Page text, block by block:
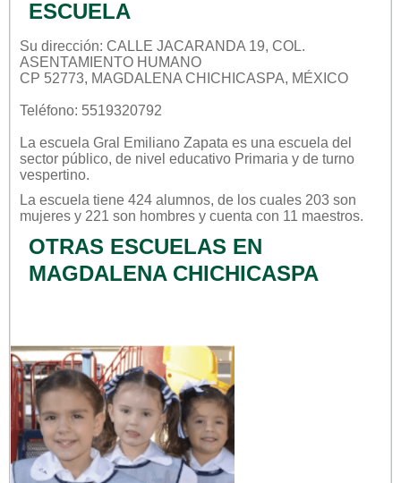
ESCUELA
Su dirección: CALLE JACARANDA 19, COL.
ASENTAMIENTO HUMANO
CP 52773, MAGDALENA CHICHICASPA, MÉXICO
Teléfono: 5519320792
La escuela Gral Emiliano Zapata es una escuela del
sector público, de nivel educativo Primaria y de turno
vespertino.
La escuela tiene 424 alumnos, de los cuales 203 son
mujeres y 221 son hombres y cuenta con 11 maestros.
OTRAS ESCUELAS EN
MAGDALENA CHICHICASPA